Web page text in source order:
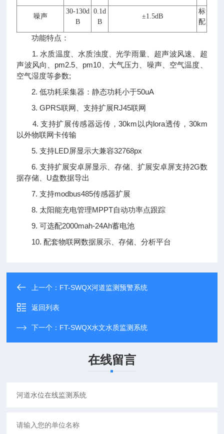
噪声
30-130d
B
0.1d
B
±1.5dB
标
配
功能特点：
1. 水质温度、水质浊度、光学雨量、超声波风速、超
声波风向、pm2.5、pm10、大气压力、噪声、空气温度、
空气湿度等参数;
2. 低功耗采集器：静态功耗小于50uA
3. GPRS联网、支持扩展RJ45联网
4. 支持扩展传感器远传，30km以内lora透传，30km
以外物联网卡传输
5. 支持LED屏显示大兼容32768px
6. 支持扩展安卓屏显示、存储、扩展安卓屏支持2G数
据存储、U盘数据导出
7. 支持modbus485传感器扩展
8. 太阳能充电管理MPPT自动功率点跟踪
9. 可选配2000mah-24Ah蓄电池
10. 配套物联网数据展示、存储、分析平台
上一个： FT-SWQX河道监测预警系统
返回列表
下一个： FT-SWQX水文水质监测系统
在线留言